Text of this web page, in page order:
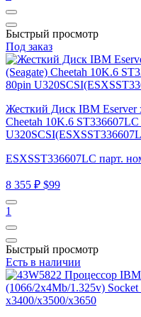
Быстрый просмотр
Под заказ
Жесткий Диск IBM Eserver
Cheetah 10K.6
ESXSST336607LC парт.
8 355 ₽ $99
1
Быстрый просмотр
Есть в наличии